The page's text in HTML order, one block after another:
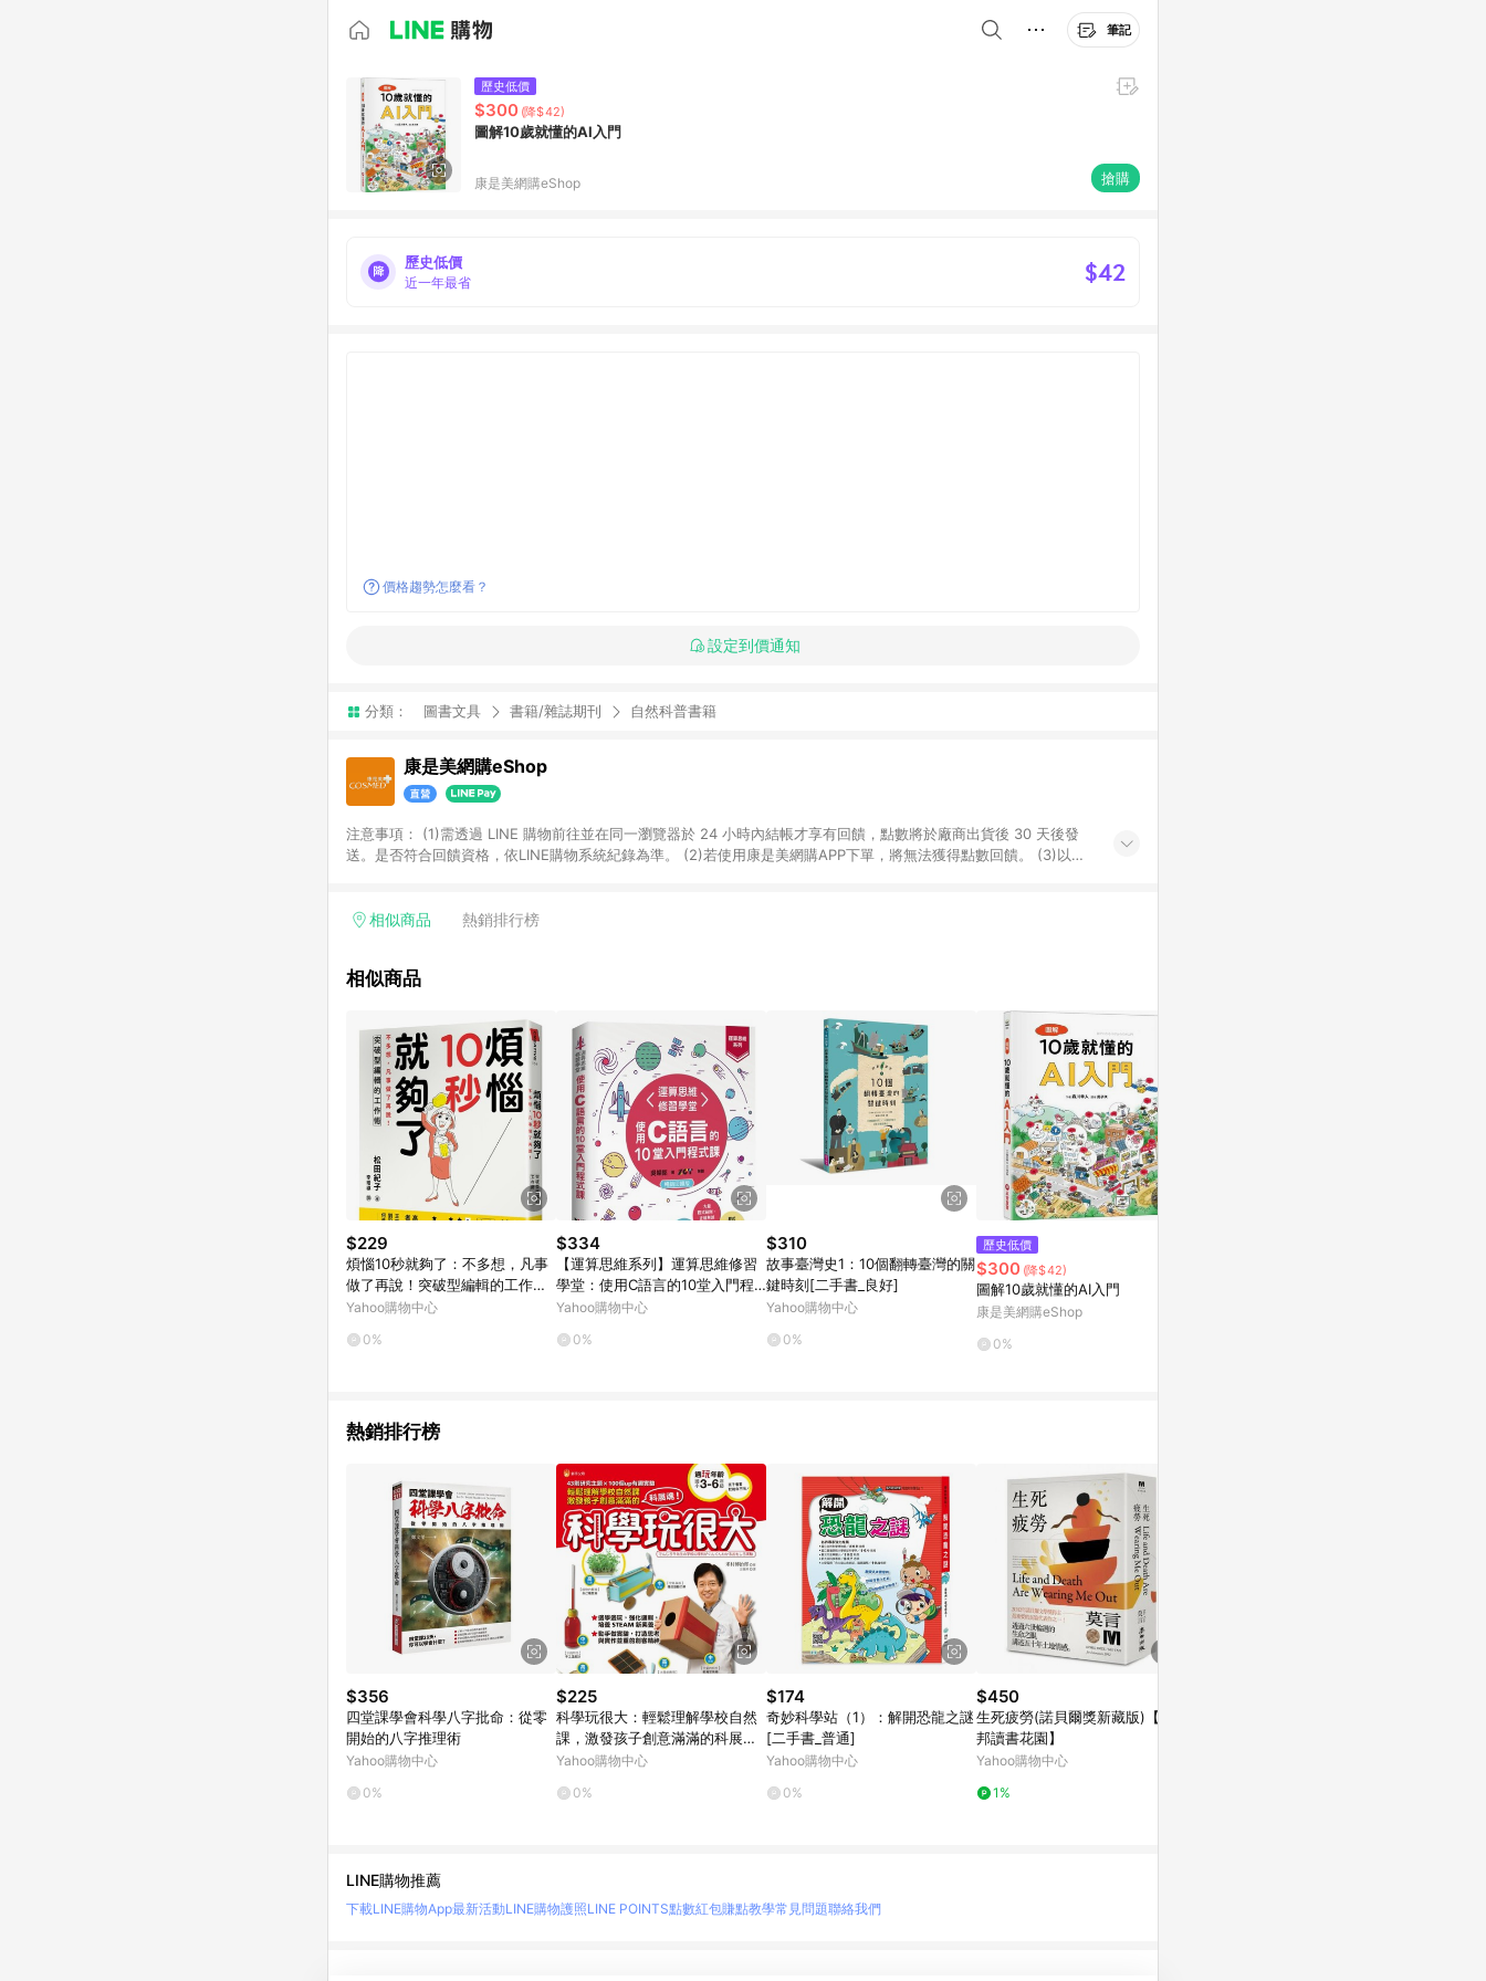
筆記
歷史低價
$300 (降$42)
圖解10歲就懂的AI入門
康是美網購eShop 搶購
歷史低價
近一年最省 $42
價格趨勢怎麼看？
設定到價通知
分類： 圖書文具 書籍/雜誌期刊 自然科普書籍
康是美網購eShop
注意事項：​ (1)需透過 LINE 購物前往並在同一瀏覽器於 24 小時內結帳才享有回饋，點數將於廠商出貨後 30 天後發
送。​是否符合回饋資格，依LINE購物系統紀錄為準。 (2)若使用康是美網購APP下單，將無法獲得點數回饋。​ (3)以下
「LINE購物通知」之官方帳號訊息通知。亦可於LINE購物網站或APP中的「我的訂單」頁面查詢，請依LINE購物網站
相似商品 熱銷排行榜
相似商品
$229
煩惱10秒就夠了：不多想，凡事
做了再說！突破型編輯的工作術
[二手書_良好]
Yahoo購物中心
0%
$334
【運算思維系列】運算思維修習
學堂：使用C語言的10堂入門程
式課(暢銷回饋版)
Yahoo購物中心
0%
$310
故事臺灣史1：10個翻轉臺灣的關
鍵時刻[二手書_良好]
Yahoo購物中心
0%
歷史低價
$300 (降$42)
圖解10歲就懂的AI入門
康是美網購eShop
0%
熱銷排行榜
$356
四堂課學會科學八字批命：從零
開始的八字推理術
Yahoo購物中心
0%
$225
科學玩很大：輕鬆理解學校自然
課，激發孩子創意滿滿的科展魂
[二手書_良好]
Yahoo購物中心
0%
$174
奇妙科學站（1）：解開恐龍之謎
[二手書_普通]
Yahoo購物中心
0%
$450
生死疲勞(諾貝爾獎新藏版)【城
邦讀書花園】
Yahoo購物中心
1%
LINE購物推薦
下載LINE購物App最新活動LINE購物護照LINE POINTS點數紅包賺點教學常見問題聯絡我們